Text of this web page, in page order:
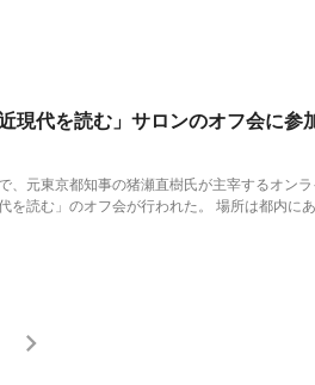
現代を読む」サロンのオフ会に参
、元東京都知事の猪瀬直樹氏が主宰するオン
代を読む」のオフ会が行われた。 場所は都内に